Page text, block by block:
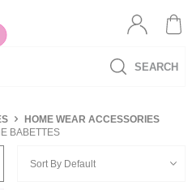
SEARCH
HOME WEAR ACCESSORIES
BABETTES